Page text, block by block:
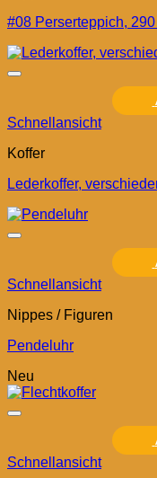
#08 Perserteppich,
Schnellansicht
Koffer
Lederkoffer,
Schnellansicht
Nippes / Figuren
Pendeluhr
Neu
Schnellansicht